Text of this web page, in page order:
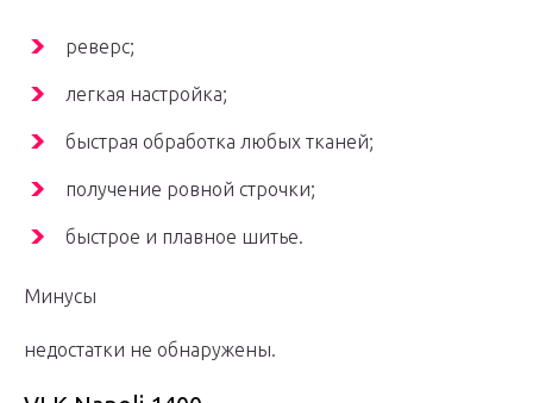
реверс;
легкая настройка;
быстрая обработка любых тканей;
получение ровной строчки;
быстрое и плавное шитье.
Минусы
недостатки не обнаружены.